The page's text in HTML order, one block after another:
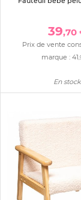
39,70
Prix de vente
marque : 41
En stock